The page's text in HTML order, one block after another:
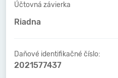
Účtovná závierka
Riadna
Daňové identifikačné číslo:
2021577437